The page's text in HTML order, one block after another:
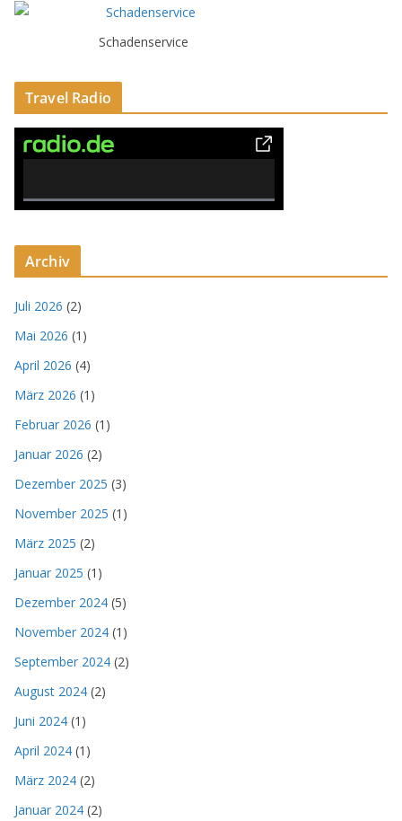
Schadenservice
Travel Radio
0% Complete
Archiv
Juli 2026 (2)
Mai 2026 (1)
April 2026 (4)
März 2026 (1)
Februar 2026 (1)
Januar 2026 (2)
Dezember 2025 (3)
November 2025 (1)
März 2025 (2)
Januar 2025 (1)
Dezember 2024 (5)
November 2024 (1)
September 2024 (2)
August 2024 (2)
Juni 2024 (1)
April 2024 (1)
März 2024 (2)
Januar 2024 (2)